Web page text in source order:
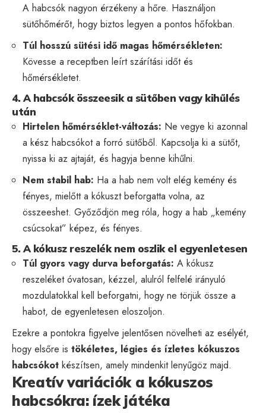
A habcsók nagyon érzékeny a hőre. Használjon
sütőhőmérőt, hogy biztos legyen a pontos hőfokban.
Túl hosszú sütési idő magas hőmérsékleten:
Kövesse a receptben leírt szárítási időt és
hőmérsékletet.
4. A habcsók összeesik a sütőben vagy kihűlés
után
Hirtelen hőmérséklet-változás: Ne vegye ki azonnal
a kész habcsókot a forró sütőből. Kapcsolja ki a sütőt,
nyissa ki az ajtaját, és hagyja benne kihűlni.
Nem stabil hab: Ha a hab nem volt elég kemény és
fényes, mielőtt a kókuszt beforgatta volna, az
összeeshet. Győződjön meg róla, hogy a hab „kemény
csúcsokat” képez, és fényes.
5. A kókusz reszelék nem oszlik el egyenletesen
Túl gyors vagy durva beforgatás: A kókusz
reszeléket óvatosan, kézzel, alulról felfelé irányuló
mozdulatokkal kell beforgatni, hogy ne törjük össze a
habot, de egyenletesen eloszoljon.
Ezekre a pontokra figyelve jelentősen növelheti az esélyét,
hogy elsőre is tökéletes, légies és ízletes kókuszos
habcsókot készítsen, amely mindenkit lenyűgöz majd.
Kreatív variációk a kókuszos
habcsókra: ízek játéka